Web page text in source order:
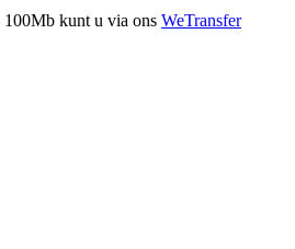
100Mb kunt u via ons WeTransfer